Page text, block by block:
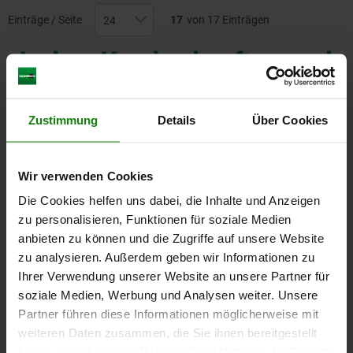
Zustimmung Details Über Cookies
Wir verwenden Cookies
Die Cookies helfen uns dabei, die Inhalte und Anzeigen
zu personalisieren, Funktionen für soziale Medien
anbieten zu können und die Zugriffe auf unsere Website
zu analysieren. Außerdem geben wir Informationen zu
Ihrer Verwendung unserer Website an unsere Partner für
soziale Medien, Werbung und Analysen weiter. Unsere
Partner führen diese Informationen möglicherweise mit
weiteren Daten zusammen, die Sie ihnen bereitgestellt
Einträge / Seite 17 von 17 Einträgen
Andere Kunden kauften auch
06289-12
Speichenhandräder aus Edelstahlblech, mit
Zylindergriff drehbar